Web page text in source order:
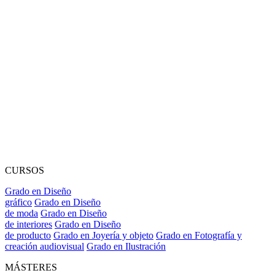
CURSOS
Grado en Diseño
gráfico Grado en Diseño
de moda Grado en Diseño
de interiores Grado en Diseño
de producto Grado en Joyería y objeto Grado en Fotografía y
creación audiovisual Grado en Ilustración
MÁSTERES